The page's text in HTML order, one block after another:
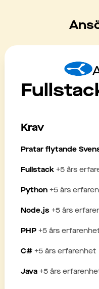
Krav
Pratar flytande
Fullstack +5 års
Python +5 års
Node.js +5 års
PHP +5 års
C# +5 års erfarenhet
Java +5 års